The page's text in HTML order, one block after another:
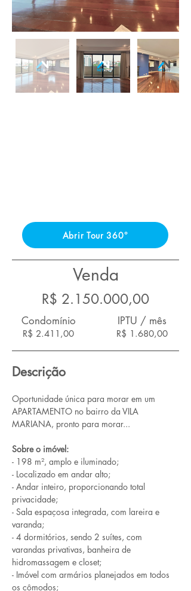
Abrir Tour 360°
Venda
R$ 2.150.000,00
Condomínio
R$ 2.411,00
IPTU / mês
R$ 1.680,00
Descrição
Oportunidade única para morar em um
APARTAMENTO no bairro da VILA
MARIANA, pronto para morar...
Sobre o imóvel:
- 198 m², amplo e iluminado;
- Localizado em andar alto;
- Andar inteiro, proporcionando total
privacidade;
- Sala espaçosa integrada, com lareira e
varanda;
- 4 dormitórios, sendo 2 suítes, com
varandas privativas, banheira de
hidromassagem e closet;
- Imóvel com armários planejados em todos
os cômodos;